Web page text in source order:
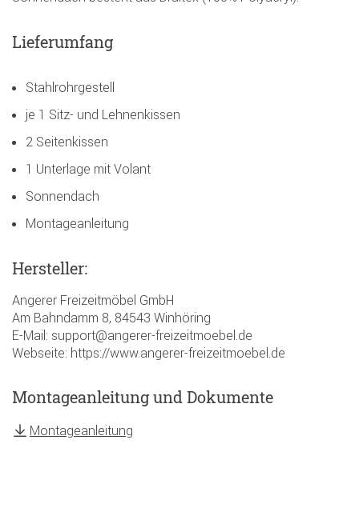
Lieferumfang
Stahlrohrgestell
je 1 Sitz- und Lehnenkissen
2 Seitenkissen
1 Unterlage mit Volant
Sonnendach
Montageanleitung
Hersteller:
Angerer Freizeitmöbel GmbH
Am Bahndamm 8, 84543 Winhöring
E-Mail: support@angerer-freizeitmoebel.de
Webseite: https://www.angerer-freizeitmoebel.de
Montageanleitung und Dokumente
Montageanleitung